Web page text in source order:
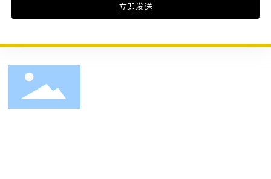
立即发送